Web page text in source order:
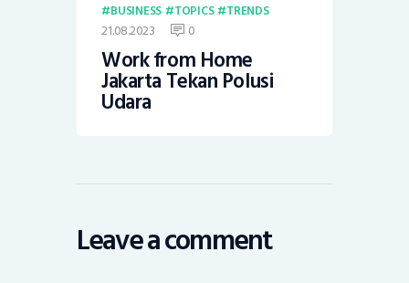
BUSINESS TOPICS TRENDS
21.08.2023 0
Work from Home
Jakarta Tekan Polusi
Udara
Leave a comment